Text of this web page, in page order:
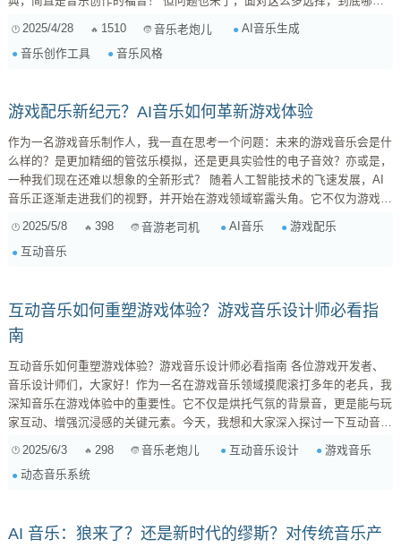
才是最适合你的呢？别担心，今天我就来给大家做个全面测评，深入剖析几
款热门AI音乐生成工具的优缺点，并针对不同风格的音乐创作，给出我的专
业建议，希望能帮你在AI音乐的道路上少走弯路！ 一、AI音乐生成工具大
2025/4/28 1510 音乐老炮儿
AI音乐生成
音乐创作工具
音乐风格
游戏配乐新纪元？AI音乐如何革新游戏体验
作为一名游戏音乐制作人，我一直在思考一个问题：未来的游戏音乐会是什
么样的？是更加精细的管弦乐模拟，还是更具实验性的电子音效？亦或是，
一种我们现在还难以想象的全新形式？ 随着人工智能技术的飞速发展，AI
音乐正逐渐走进我们的视野，并开始在游戏领域崭露头角。它不仅为游戏开
发者提供了更高效的音乐创作工具，也为玩家带来了前所未有的个性化音乐
体验。今天，我们就来聊聊AI音乐在游戏中的应用，以及它如何提升游戏的
沉浸感、互动性和定制化程度。 什么是AI音乐？ 简单来说，AI音乐就是利
2025/5/8 398 音游老司机 AI音乐
游戏配乐
互动音乐
互动音乐如何重塑游戏体验？游戏音乐设计师必看指
南
互动音乐如何重塑游戏体验？游戏音乐设计师必看指南 各位游戏开发者、
音乐设计师们，大家好！作为一名在游戏音乐领域摸爬滚打多年的老兵，我
深知音乐在游戏体验中的重要性。它不仅是烘托气氛的背景音，更是能与玩
家互动、增强沉浸感的关键元素。今天，我想和大家深入探讨一下互动音乐
化，来打造更加引人入胜的游戏体验。 什么是互动音乐？它为什么重要？
互动音乐，顾名思义，是指能够根据玩家的行为、游戏事件或环境变化而实
2025/6/3 298 音乐老炮儿 互动音乐设计
游戏音乐
动态音乐系统
AI 音乐：狼来了？还是新时代的缪斯？对传统音乐产